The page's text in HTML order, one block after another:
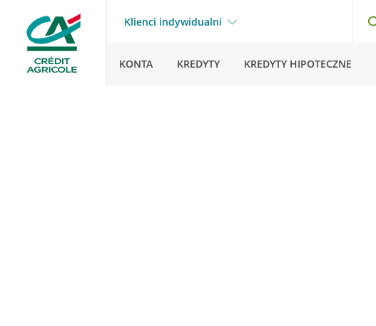
Klienci indywidualni
KONTA KREDYTY KREDYTY HIPOTECZNE